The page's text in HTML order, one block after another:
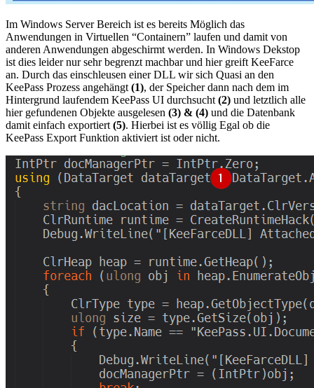
Im Windows Server Bereich ist es bereits Möglich das
Anwendungen in Virtuellen “Containern” laufen und damit von
anderen Anwendungen abgeschirmt werden. In Windows Dekstop
ist dies leider nur sehr begrenzt machbar und hier greift KeeFarce
an. Durch das einschleusen einer DLL wir sich Quasi an den
KeePass Prozess angehängt (1), der Speicher dann nach dem im
Hintergrund laufendem KeePass UI durchsucht (2) und letztlich alle
hier gefundenen Objekte ausgelesen (3) & (4) und die Datenbank
damit einfach exportiert (5). Hierbei ist es völlig Egal ob die
KeePass Export Funktion aktiviert ist oder nicht.